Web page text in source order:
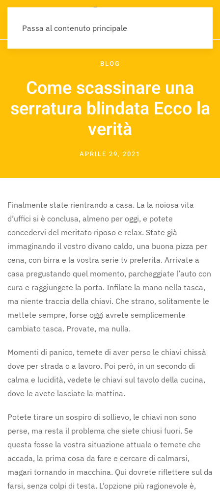
Passa al contenuto principale
BLOG
Come scassinare una
serratura blindata Ecco la
verità
APRILE 29, 2021
Finalmente state rientrando a casa. La la noiosa vita
d’uffici si è conclusa, almeno per oggi, e potete
concedervi del meritato riposo e relax. State già
immaginando il vostro divano caldo, una buona pizza per
cena, con birra e la vostra serie tv preferita. Arrivate a
casa pregustando quel momento, parcheggiate l’auto con
cura e raggiungete la porta. Infilate la mano nella tasca,
ma niente traccia della chiavi. Che strano, solitamente le
mettete sempre, forse oggi avrete semplicemente
cambiato tasca. Provate, ma nulla.
Momenti di panico, temete di aver perso le chiavi chissà
dove per strada o a lavoro. Poi però, in un secondo di
calma e lucidità, vedete le chiavi sul tavolo della cucina,
dove le avete lasciate la mattina.
Potete tirare un sospiro di sollievo, le chiavi non sono
perse, ma resta il problema che siete chiusi fuori. Se
questa fosse la vostra situazione attuale o temete che
accada, la prima cosa da fare e cercare di calmarsi,
magari tornando in macchina. Qui dovrete riflettere sul da
farsi, senza colpi di testa. L’opzione più ragionevole è,